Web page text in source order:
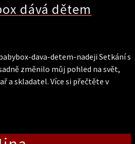
dává dětem
dava-detem-nadeji Setkání s
změnilo můj pohled na svět,
a skladatel. Více si přečtěte v